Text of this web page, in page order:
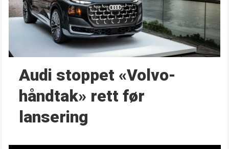
Audi stoppet «Volvo-
håndtak» rett før
lansering